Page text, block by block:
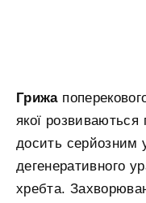
Грижа
якої розвиваються
досить серйозним
дегенеративного
хребта.